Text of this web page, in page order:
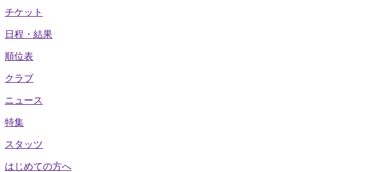
チケット
日程・結果
順位表
クラブ
ニュース
特集
スタッツ
はじめての方へ